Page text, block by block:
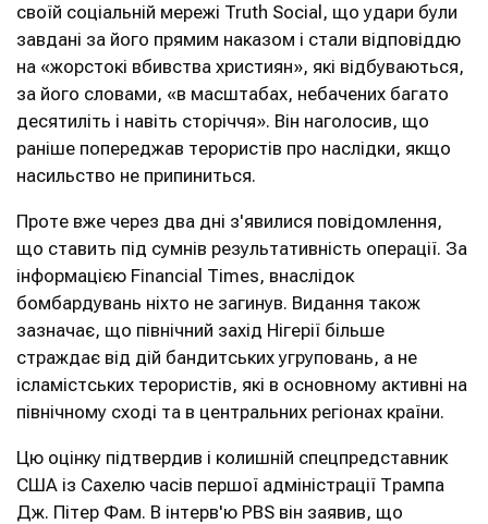
своїй соціальній мережі Truth Social, що удари були
завдані за його прямим наказом і стали відповіддю
на «жорстокі вбивства християн», які відбуваються,
за його словами, «в масштабах, небачених багато
десятиліть і навіть сторіччя». Він наголосив, що
раніше попереджав терористів про наслідки, якщо
насильство не припиниться.
Проте вже через два дні з'явилися повідомлення,
що ставить під сумнів результативність операції. За
інформацією Financial Times, внаслідок
бомбардувань ніхто не загинув. Видання також
зазначає, що північний захід Нігерії більше
страждає від дій бандитських угруповань, а не
ісламістських терористів, які в основному активні на
північному сході та в центральних регіонах країни.
Цю оцінку підтвердив і колишній спецпредставник
США із Сахелю часів першої адміністрації Трампа
Дж. Пітер Фам. В інтерв'ю PBS він заявив, що